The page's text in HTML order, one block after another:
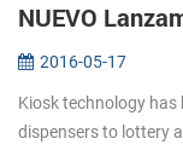
2016-05-17
Kiosk technology
dispensers to lottery